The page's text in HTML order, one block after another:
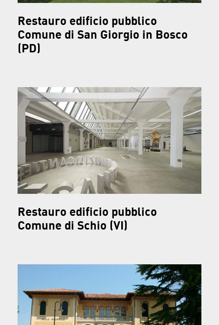
Restauro edificio pubblico
Comune di San Giorgio in Bosco
(PD)
Restauro edificio pubblico
Comune di Schio (VI)